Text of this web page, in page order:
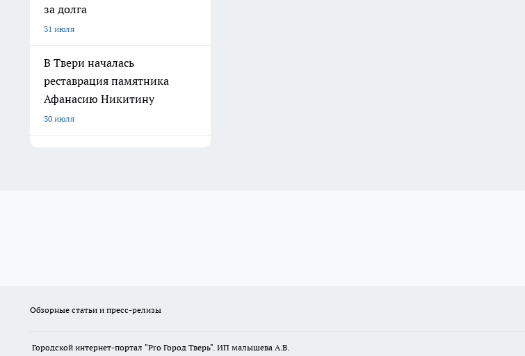
за долга
31 июля
В Твери началась
реставрация памятника
Афанасию Никитину
30 июля
Обзорные статьи и пресс-релизы
Городской интернет-портал "Pro Город Тверь". ИП малышева А.В.